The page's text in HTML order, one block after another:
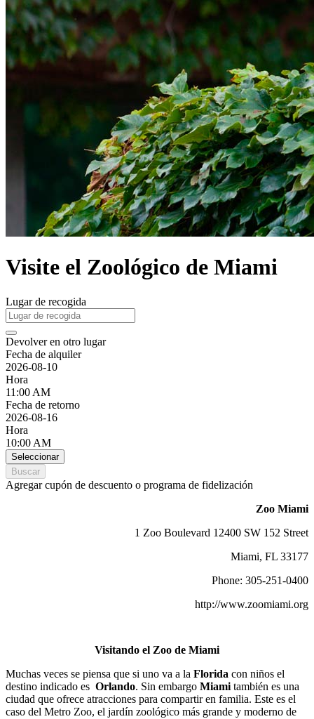
Visite el Zoológico de Miami
Lugar de recogida
Devolver en otro lugar
Fecha de alquiler
2026-08-10
Hora
11:00 AM
Fecha de retorno
2026-08-16
Hora
10:00 AM
Seleccionar
Buscar
Agregar cupón de descuento o programa de fidelización
Zoo Miami
1 Zoo Boulevard 12400 SW 152 Street
Miami, FL 33177
Phone: 305-251-0400
http://www.zoomiami.org
Visitando el Zoo de Miami
Muchas veces se piensa que si uno va a la Florida con niños el
destino indicado es Orlando. Sin embargo Miami también es una
ciudad que ofrece atracciones para compartir en familia. Este es el
caso del Metro Zoo, el jardín zoológico más grande y moderno de